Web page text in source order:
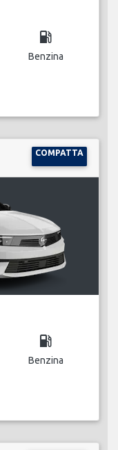
local_gas_station
Benzina
COMPATTA
local_gas_station
Benzina